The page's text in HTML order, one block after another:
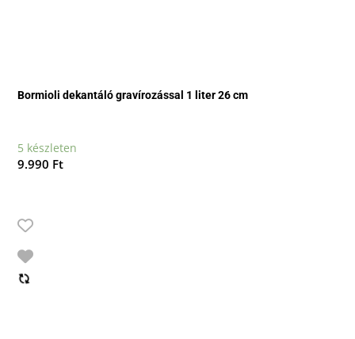
Bormioli dekantáló gravírozással 1 liter 26 cm
5 készleten
9.990 Ft